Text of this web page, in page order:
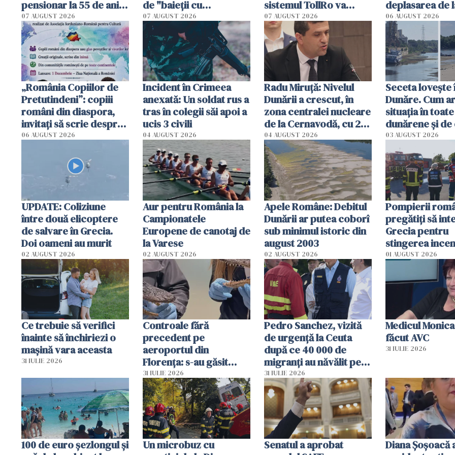
pensionar la 55 de ani.
Poliția l-a identificat
07 AUGUST 2026
de "baieții cu
platforme": "Mi-au
cerut 1200 lei să mă
tracteze"
07 AUGUST 2026
sistemul TollRo va
începe la 1 octombrie
07 AUGUST 2026
deplasarea de
06 AUGUST 2026
„România Copiilor de
Pretutindeni”: copiii
români din diaspora,
invitați să scrie despre
România într-un volum
06 AUGUST 2026
Incident în Crimeea
anexată: Un soldat rus a
tras în colegii săi apoi a
ucis 3 civili
04 AUGUST 2026
Radu Miruţă: Nivelul
Dunării a crescut, în
zona centralei nucleare
de la Cernavodă, cu 2
cm faţă de ziua trecută
04 AUGUST 2026
Seceta
Dunăre. Cum
situația în
dunărene și de
România
efectele, deși a
în iulie
03 AUGUST 2026
UPDATE: Coliziune
între două elicoptere
de salvare în Grecia.
Doi oameni au murit
02 AUGUST 2026
Aur pentru România la
Campionatele
Europene de canotaj de
la Varese
02 AUGUST 2026
Apele Române: Debitul
Dunării ar putea coborî
sub minimul istoric din
august 2003
02 AUGUST 2026
Pompierii
pregătiţi să
Grecia pentru
stingerea
01 AUGUST 2026
Ce trebuie să verifici
înainte să închiriezi o
mașină vara aceasta
31 IULIE 2026
Controale fără
precedent pe
aeroportul din
Florența: s-au găsit
capete de aligator și o
sumă imensă de bani
31 IULIE 2026
Pedro Sanchez, vizită
de urgență la Ceuta
după ce 40 000 de
migranți au năvălit pe
teritoriul spaniol: „Vom
mobiliza toate
resursele"
31 IULIE 2026
Medicul
făcut AVC
31 IULIE 2026
100 de euro șezlongul și
Un microbuz cu
Senatul a aprobat
Diana Șoșoacă